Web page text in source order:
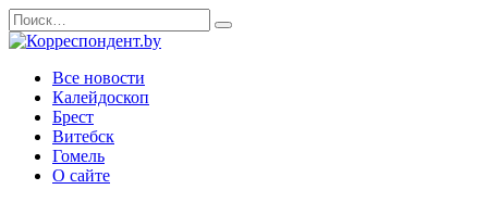
Перейти
к
содержанию
Search
for:
Все новости
Калейдоскоп
Брест
Витебск
Гомель
О сайте